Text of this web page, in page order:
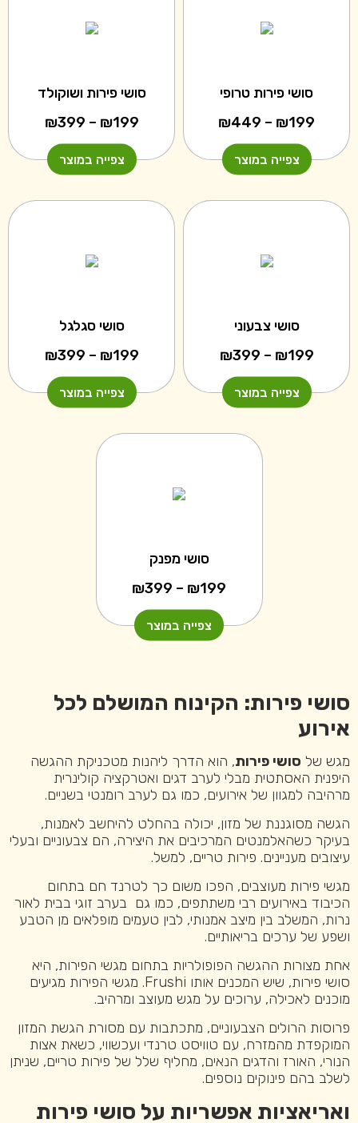
סושי פירות טרופי
₪199
–
₪449
מחירים:
צפייה במוצר
סושי פירות ושוקולד
₪199
–
₪399
מחירים:
צפייה במוצר
סושי צבעוני
₪199
–
₪399
מחירים:
צפייה במוצר
סושי סגלגל
₪199
–
₪399
מחירים:
צפייה במוצר
סושי מפנק
₪199
–
₪399
מחירים:
צפייה במוצר
סושי פירות: הקינוח המושלם לכל
אירוע
מגש של סושי פירות, הוא הדרך ליהנות מטכניקת ההגשה
היפנית האסתטית מבלי לערב דגים ואטרקציה קולינרית
מרהיבה למגוון של אירועים, כמו גם לערב רומנטי בשניים.
הגשה מסוגננת של מזון, יכולה בהחלט להיחשב לאמנות,
בעיקר כשהאלמנטים המרכיבים את היצירה, הם צבעוניים ובעלי
עיצובים מעניינים. פירות טריים, למשל.
מגשי פירות מעוצבים, הפכו משום כך לטרנד חם בתחום
הכיבוד באירועים רבי משתתפים, כמו גם בערב זוגי בבית לאור
נרות, המשלב בין מיצב אמנותי, לבין טעמים מופלאים מן הטבע
ושפע של ערכים בריאותיים.
אחת מצורות ההגשה הפופולריות בתחום מגשי הפירות, היא
סושי פירות, שיש המכנים אותו Frushi. מגשי הפירות מגיעים
מוכנים לאכילה, ערוכים על מגש מעוצב ומרהיב.
פרוסות הרולים הצבעוניים, מתכתבות עם מסורת הגשת המזון
המוקפדת מהמזרח, עם טוויסט טרנדי ועכשווי, כשאת אצות
הנורי, האורז והדגים הנאים, מחליף שלל של פירות טריים, שניתן
לשלב בהם פינוקים נוספים.
ואריאציות אפשריות על סושי פירות